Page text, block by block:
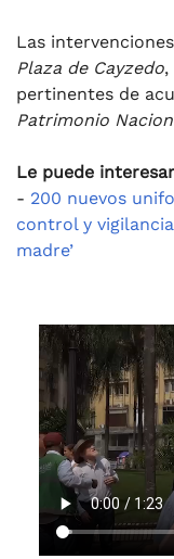
Las
Plaza de Cayzedo,
pertinentes de
Patrimonio
Le puede
- 200 nuevos
control y
madre’